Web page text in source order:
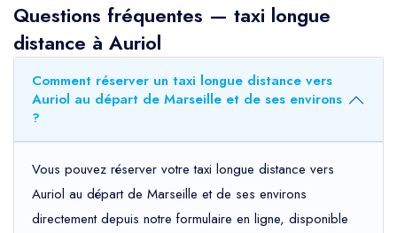
Questions fréquentes — taxi longue
distance à Auriol
Comment réserver un taxi longue distance vers
Auriol au départ de Marseille et de ses environs
?
Vous pouvez réserver votre taxi longue distance vers
Auriol au départ de Marseille et de ses environs
directement depuis notre formulaire en ligne, disponible